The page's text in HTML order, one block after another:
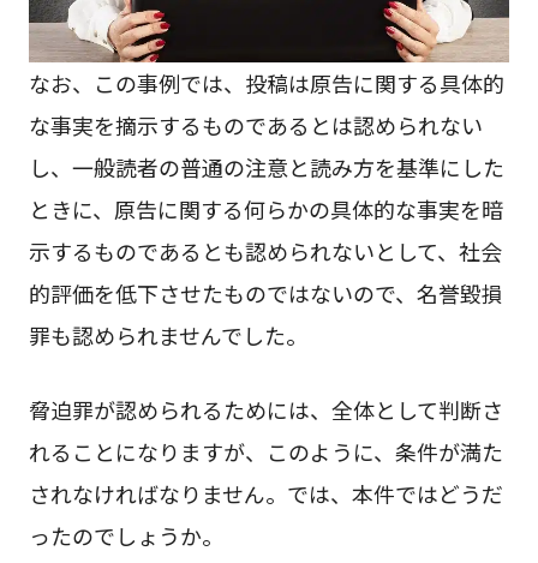
なお、この事例では、投稿は原告に関する具体的
な事実を摘示するものであるとは認められない
し、一般読者の普通の注意と読み方を基準にした
ときに、原告に関する何らかの具体的な事実を暗
示するものであるとも認められないとして、社会
的評価を低下させたものではないので、名誉毀損
罪も認められませんでした。
脅迫罪が認められるためには、全体として判断さ
れることになりますが、このように、条件が満た
されなければなりません。では、本件ではどうだ
ったのでしょうか。